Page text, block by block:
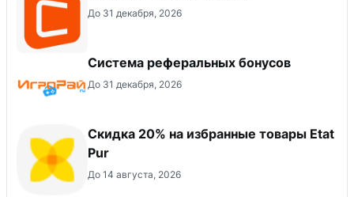
До 31 декабря, 2026
Система реферальных бонусов
До 31 декабря, 2026
Скидка 20% на избранные товары Etat
Pur
До 14 августа, 2026